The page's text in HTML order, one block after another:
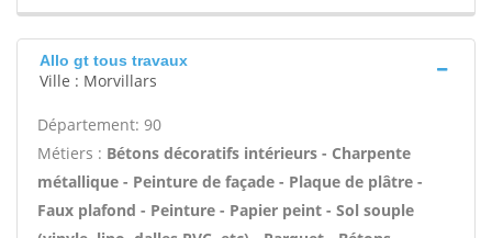
Allo gt tous travaux
Ville : Morvillars
Département: 90
Métiers : Bétons décoratifs intérieurs - Charpente
métallique - Peinture de façade - Plaque de plâtre -
Faux plafond - Peinture - Papier peint - Sol souple